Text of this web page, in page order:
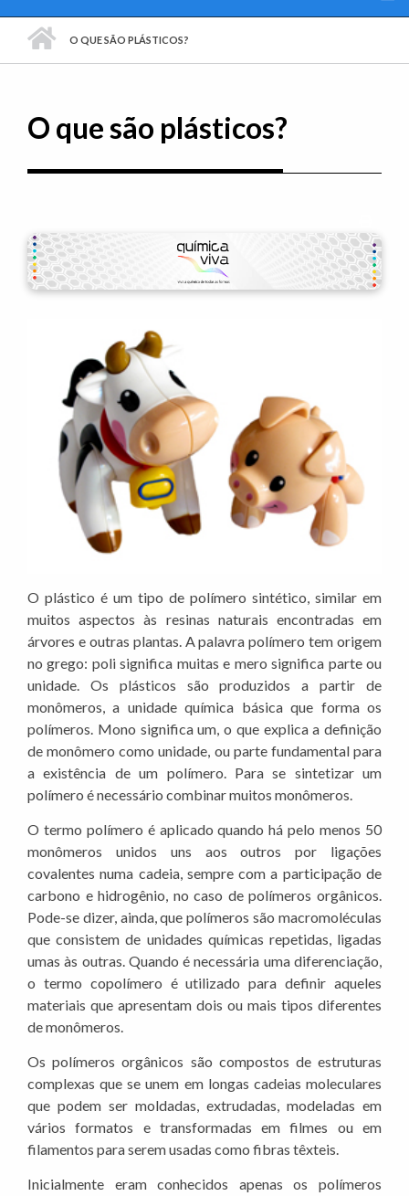
O QUE SÃO PLÁSTICOS?
O que são plásticos?
O plástico é um tipo de polímero sintético, similar em
muitos aspectos às resinas naturais encontradas em
árvores e outras plantas. A palavra polímero tem origem
no grego: poli significa muitas e mero significa parte ou
unidade. Os plásticos são produzidos a partir de
monômeros, a unidade química básica que forma os
polímeros. Mono significa um, o que explica a definição
de monômero como unidade, ou parte fundamental para
a existência de um polímero. Para se sintetizar um
polímero é necessário combinar muitos monômeros.
O termo polímero é aplicado quando há pelo menos 50
monômeros unidos uns aos outros por ligações
covalentes numa cadeia, sempre com a participação de
carbono e hidrogênio, no caso de polímeros orgânicos.
Pode-se dizer, ainda, que polímeros são macromoléculas
que consistem de unidades químicas repetidas, ligadas
umas às outras. Quando é necessária uma diferenciação,
o termo copolímero é utilizado para definir aqueles
materiais que apresentam dois ou mais tipos diferentes
de monômeros.
Os polímeros orgânicos são compostos de estruturas
complexas que se unem em longas cadeias moleculares
que podem ser moldadas, extrudadas, modeladas em
vários formatos e transformadas em filmes ou em
filamentos para serem usadas como fibras têxteis.
Inicialmente eram conhecidos apenas os polímeros